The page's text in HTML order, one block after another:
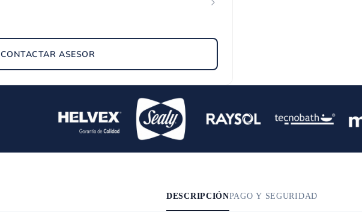
CONTACTAR ASESOR
DESCRIPCIÓNPAGO Y SEGURIDAD